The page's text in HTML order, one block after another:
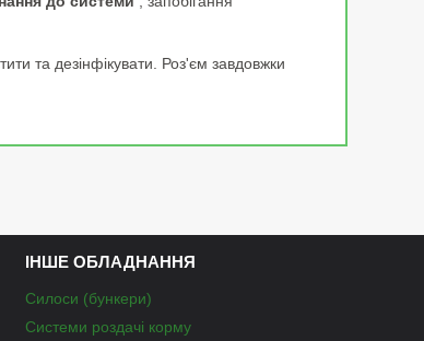
та дезінфікувати. Роз'єм завдовжки
ІНШЕ ОБЛАДНАННЯ
Силоси (бункери)
Системи роздачі корму